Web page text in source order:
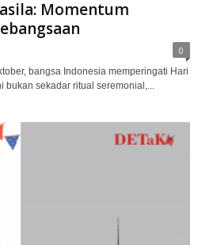
Momentum
0
bangsa Indonesia memperingati Hari
sekadar ritual seremonial,...